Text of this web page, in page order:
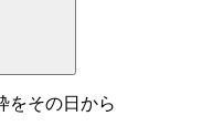
をその日から